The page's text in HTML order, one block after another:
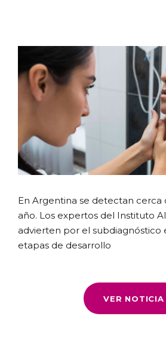
En Argentina se detectan cerca
año. Los expertos del Instituto
advierten por el subdiagnóstico
etapas de desarrollo
VER NOTICIA